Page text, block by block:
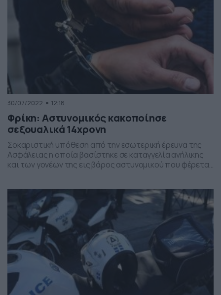
30/07/2022 12:18
Φρίκη: Αστυνομικός κακοποίησε
σεξουαλικά 14χρονη
Σοκαριστική υπόθεση από την εσωτερική έρευνα της
Ασφάλειας η οποία βασίστηκε σε καταγγελία ανήλικης
και των γονέων της εις βάρος αστυνομικού που φέρεται
Υποθέσεων Σωμάτων Ασφαλείας συνελήφθη
απογευματινές ώρες χθες, Παρασκευή 29 Ιουλίου 2022,
κατόπιν εντάλματος σύλληψης, αστυνομικός
κατηγορούμενος για γενετήσιες πράξεις με ανήλικους
[…]